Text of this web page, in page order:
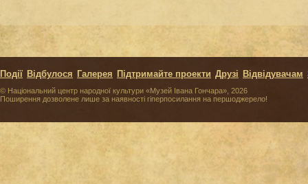
© Національний центр народної культури «Музей Івана Гончара», 2026
Поширення дозволене лише за наявності гіперпосилання на першоджерело!
Події Відбулося Галерея Підтримайте проекти Друзі Відвідувачам